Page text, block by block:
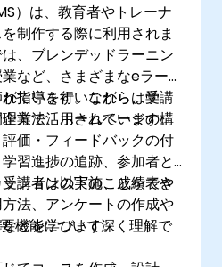
）は、教育者やトレーナ
制作する際に利用されま
、ブレンデッドラーニン
など、さまざまなeラーニ
ています。これらは学
業で活用されています。
指導を行いながら、受講
方法、ホームページの構
価・フィードバックの付
習進捗の追跡、参加者と
ションの実施、成績表や
法、アンケートの作成や
どを学びます。
講者は以下のことをでき
機能について深く理解で